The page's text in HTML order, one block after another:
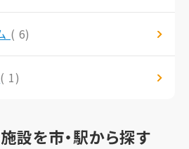
( 6)
( 1)
設を市・駅から探す